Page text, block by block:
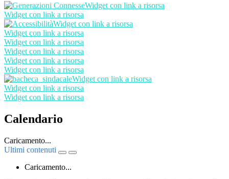
Widget con link a risorsa
Widget con link a risorsa
Widget con link a risorsa
Widget con link a risorsa
Widget con link a risorsa
Widget con link a risorsa
Widget con link a risorsa
Widget con link a risorsa
Widget con link a risorsa
Widget con link a risorsa
Widget con link a risorsa
Calendario
Caricamento...
Ultimi contenuti
Caricamento...